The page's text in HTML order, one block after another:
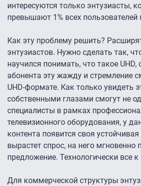
интересуются только энтузиасты,
превышают 1% всех пользователей
Как эту проблему решить?
энтузиастов. Нужно сделать так,
научился понимать, что такое
абонента эту жажду и стремление
UHD-формате. Как только увидеть
собственными глазами смогут не
специалисты в рамках
телевизионного оборудования, у
контента появится своя
вырастет спрос, на него мгновенно
предложение. Технологически все к
Для коммерческой структуры